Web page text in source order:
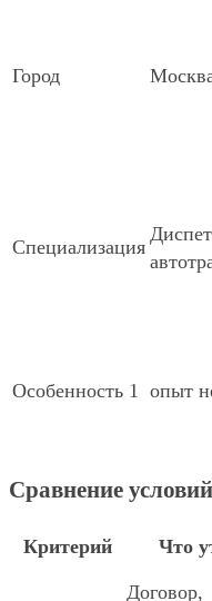
Город
Специализация
Особенность 1 опыт
Сравнение
Критерий Что
Договор,